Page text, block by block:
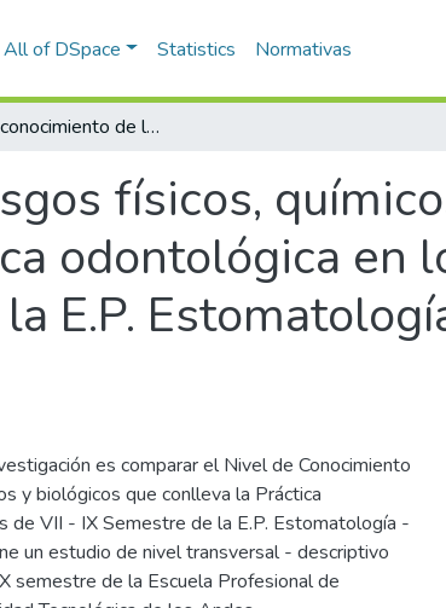
All of DSpace Statistics Normativas
Nivel de conocimiento de los riesgos físicos, químicos y biológicos que conlleva la práctica odontológica en los alumnos de viii - ix semestre de la E.P. Estomatología -UTEA, Apurímac-2018.
físicos,
odontológica en
E.P.
es comparar el Nivel de Conocimiento
y biológicos que conlleva la Práctica
de VII - IX Semestre de la E.P. Estomatología -
un estudio de nivel transversal - descriptivo
semestre de la Escuela Profesional de